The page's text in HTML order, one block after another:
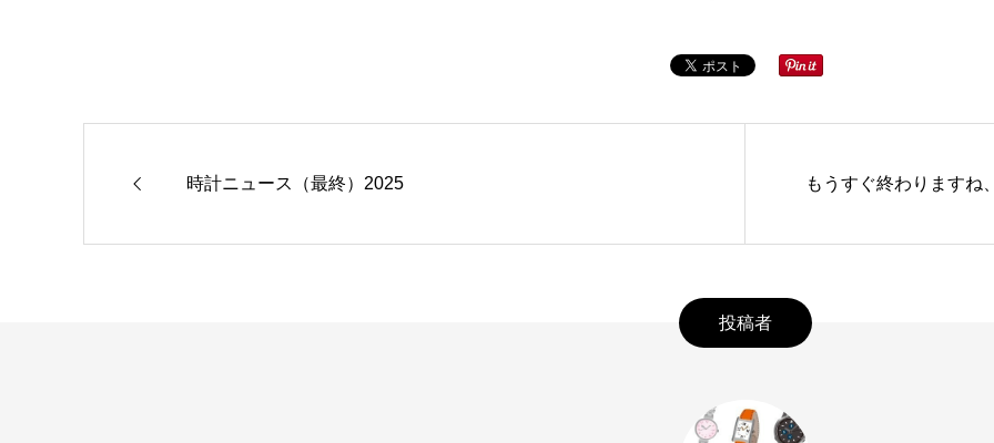
時計ニュース（最終）2025 もうすぐ終わりますね
投稿者